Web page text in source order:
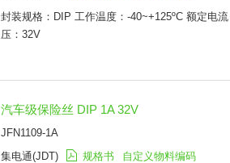
封装规格：DIP 工作温度：-40~+125ºC 额定电
压：32V
汽车级保险丝 DIP 1A 32V
JFN1109-1A
集电通(JDT)
规格书 自定义物料编码